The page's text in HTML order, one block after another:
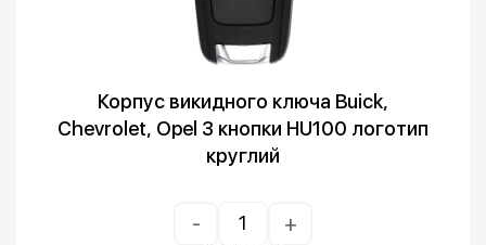
Корпус викидного ключа Buick,
Chevrolet, Opel 3 кнопки HU100 логотип
круглий
- +